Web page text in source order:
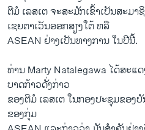
ລາຍການກະຈາຍສຽງ
ລາຍງານ
ຕິດຕາມພວກເຮົາ ທີ່
ພາສາຕ່າງໆ
ຕີ​ມໍ ​ເລ​ສ​ເຕ ຈະສະມັກເຂົ້າເປັນສະມ
ເຊຍຕາ​ເວັນ​ອອກສຽງໃຕ້ ຫລື
ASEAN ຢ່າງ​ເປັນ​ທາງ​ການ ໃນປີນີ້.
ທ່ານ Marty Natalegawa ໄດ້ສະ​ແ
ບາດກ້າວດັ່ງກ່າວ
ຂອງຕີ​ມໍ ​ເລ​ສ​ເຕ ໃນກອງປະຊຸມຂອງ
ຂອງກຸ່ມ